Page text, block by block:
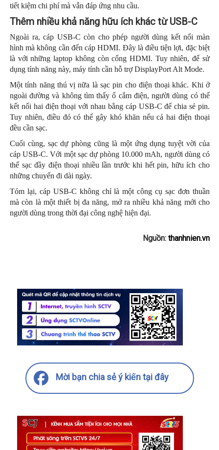
tiết kiệm chi phí mà vẫn đáp ứng nhu cầu.
Thêm nhiều khả năng hữu ích khác từ USB-C
Ngoài ra, cáp USB-C còn cho phép người dùng kết nối màn
hình mà không cần đến cáp HDMI. Đây là điều tiện lợi, đặc biệt
là với những laptop không còn cổng HDMI. Tuy nhiên, để sử
dụng tính năng này, máy tính cần hỗ trợ DisplayPort Alt Mode.
Một tính năng thú vị nữa là sạc pin cho điện thoại khác. Khi ở
ngoài đường và không tìm thấy ổ cắm điện, người dùng có thể
kết nối hai điện thoại với nhau bằng cáp USB-C để chia sẻ pin.
Tuy nhiên, điều đó có thể gây khó khăn nếu cả hai điện thoại
đều cần sạc.
Cuối cùng, sạc dự phòng cũng là một ứng dụng tuyệt vời của
cáp USB-C. Với một sạc dự phòng 10.000 mAh, người dùng có
thể sạc đầy điện thoại nhiều lần trước khi hết pin, hữu ích cho
những chuyến đi dài ngày.
Tóm lại, cáp USB-C không chỉ là một công cụ sạc đơn thuần
mà còn là một thiết bị đa năng, mở ra nhiều khả năng mới cho
người dùng trong thời đại công nghệ hiện đại.
Nguồn: thanhnien.vn
Mời bạn chia sẻ ý kiến tại đây